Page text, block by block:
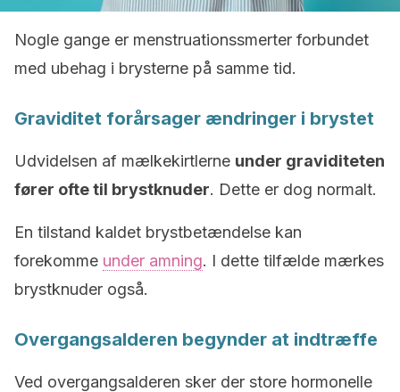
Nogle gange er menstruationssmerter forbundet
med ubehag i brysterne på samme tid.
Graviditet forårsager ændringer i brystet
Udvidelsen af mælkekirtlerne under graviditeten
fører ofte til brystknuder. Dette er dog normalt.
En tilstand kaldet brystbetændelse kan
forekomme under amning. I dette tilfælde mærkes
brystknuder også.
Overgangsalderen begynder at indtræffe
Ved overgangsalderen sker der store hormonelle